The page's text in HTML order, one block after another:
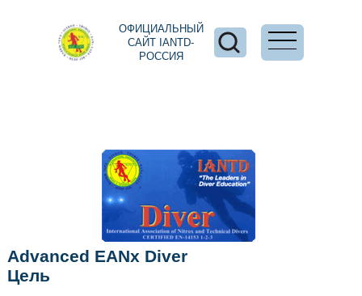
ОФИЦИАЛЬНЫЙ
САЙТ IANTD-
РОССИЯ
Advanced EANx Diver
Цель